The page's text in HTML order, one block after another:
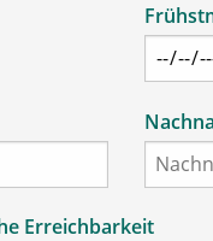
Erreichbarkeit